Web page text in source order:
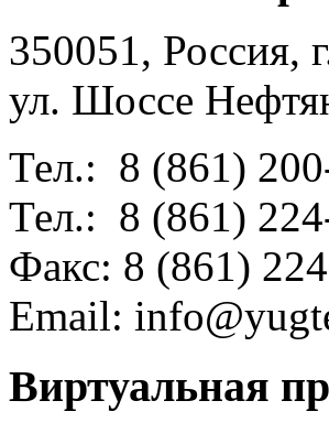
350051, Россия,
ул. Шоссе
Тел.: 8 (861)
Тел.: 8 (861)
Факс: 8 (861)
Email:
Виртуальная